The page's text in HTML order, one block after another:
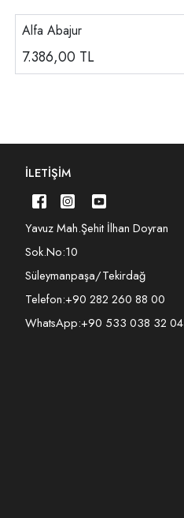
Alfa Abajur
7.386,00 TL
İLETIŞIM
Yavuz Mah.Şehit İlhan Doyran
Sok.No:10
Süleymanpaşa/Tekirdağ
Telefon:+90 282 260 88 00
WhatsApp:+90 533 038 32 04